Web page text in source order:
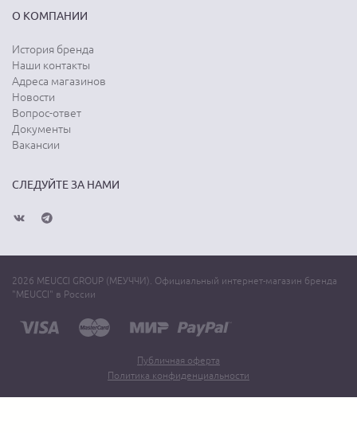
О КОМПАНИИ
История бренда
Наши контакты
Адреса магазинов
Новости
Вопрос-ответ
Документы
Вакансии
СЛЕДУЙТЕ ЗА НАМИ
2026 MEUCCI GROUP (МЕУЧЧИ). Официальный интернет-магазин бренда
"MEUCCI" в России
Публичная оферта
Политика конфиденциальности